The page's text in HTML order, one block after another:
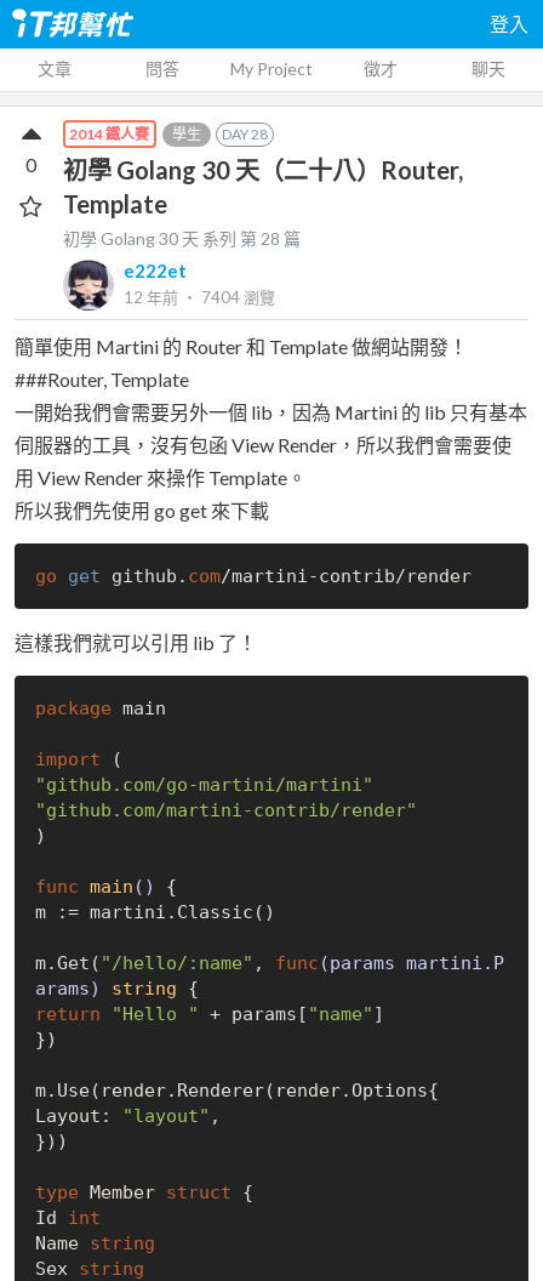
登入
文章 問答 My Project 徵才 聊天
2014 鐵人賽 學生 DAY28
初學 Golang 30 天（二十八）Router,
Template
初學 Golang 30 天 系列 第28 篇
e222et
12 年前 ‧ 7404瀏覽
0
簡單使用 Martini 的 Router 和 Template 做網站開發！
###Router, Template
一開始我們會需要另外一個 lib，因為 Martini 的 lib 只有基本
伺服器的工具，沒有包函 View Render，所以我們會需要使
用 View Render 來操作 Template。
所以我們先使用 go get 來下載
go get github. com
這樣我們就可以引用 lib 了！
package main
import
"github.com/go-martini/martini"
"github.com/martini-contrib/render"
)
func main ()
{
m := martini.Classic()
m.Get( "/hello/:name" , func (params martini.P
arams)
string
return
"Hello " + params[ "name" ]
})
m.Use(render.Renderer(render.Options{
Layout:
"layout" ,
}))
type Member struct {
Id int
Name string
Sex string